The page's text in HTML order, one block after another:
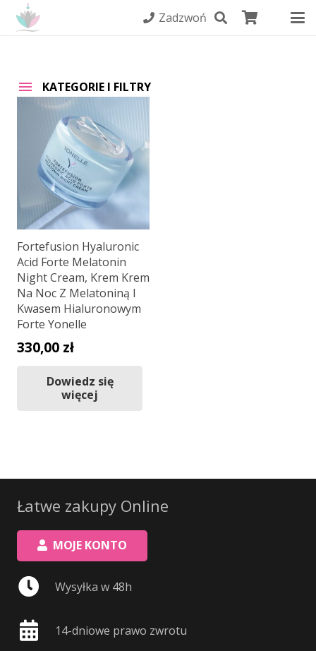
Zadzwoń
KATEGORIE I FILTRY
Fortefusion Hyaluronic
Acid Forte Melatonin
Night Cream, Krem Krem
Na Noc Z Melatoniną I
Kwasem Hialuronowym
Forte Yonelle
330,00 zł
Dowiedz się
więcej
Łatwe zakupy Online
MOJE KONTO
Wysyłka w 48h
14-dniowe prawo zwrotu